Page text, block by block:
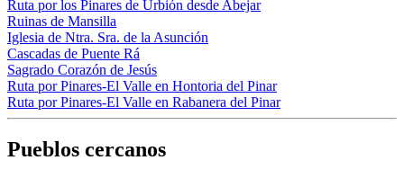
Ruta por los Pinares de Urbión desde Abejar
Ruinas de Mansilla
Iglesia de Ntra. Sra. de la Asunción
Cascadas de Puente Rá
Sagrado Corazón de Jesús
Ruta por Pinares-El Valle en Hontoria del Pinar
Ruta por Pinares-El Valle en Rabanera del Pinar
Pueblos cercanos